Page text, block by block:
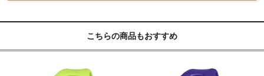
こちらの商品もおすすめ